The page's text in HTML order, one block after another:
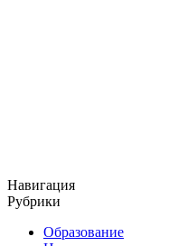
Навигация
Рубрики
Образование